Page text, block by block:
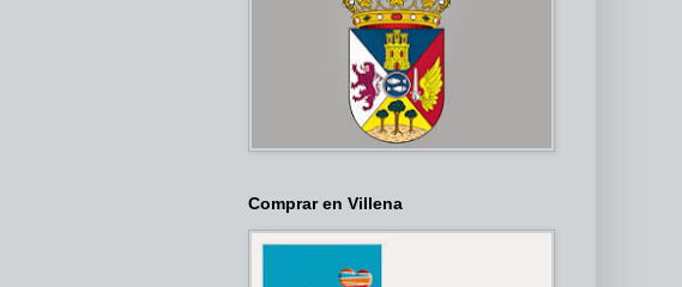
Comprar en Villena